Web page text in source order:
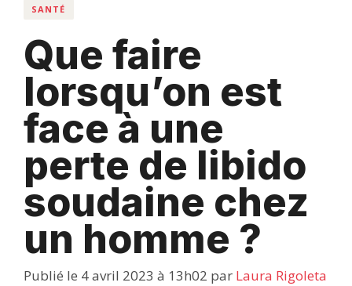
SANTÉ
Que faire
lorsqu’on est
face à une
perte de libido
soudaine chez
un homme ?
Publié le 4 avril 2023 à 13h02 par Laura Rigoleta